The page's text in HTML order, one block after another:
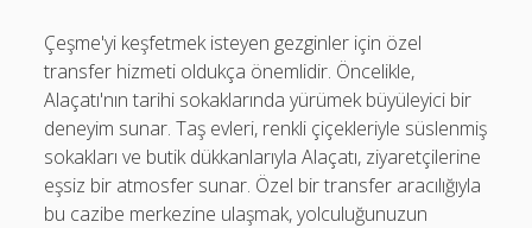
Çeşme'yi keşfetmek isteyen gezginler için özel
transfer hizmeti oldukça önemlidir. Öncelikle,
Alaçatı'nın tarihi sokaklarında yürümek büyüleyici bir
deneyim sunar. Taş evleri, renkli çiçekleriyle süslenmiş
sokakları ve butik dükkanlarıyla Alaçatı, ziyaretçilerine
eşsiz bir atmosfer sunar. Özel bir transfer aracılığıyla
bu cazibe merkezine ulaşmak, yolculuğunuzun